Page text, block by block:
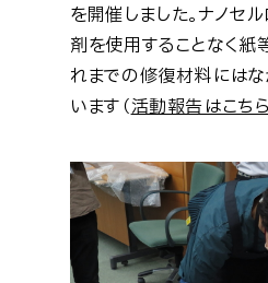
を開催しました。ナノセ
剤を使用することなく紙
れまでの修復材料には
います（活動報告はこち